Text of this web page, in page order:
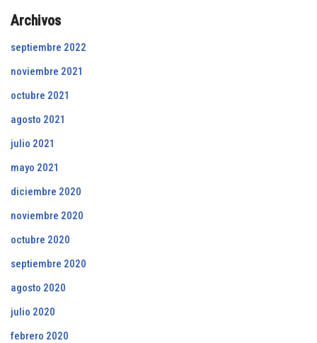
Archivos
septiembre 2022
noviembre 2021
octubre 2021
agosto 2021
julio 2021
mayo 2021
diciembre 2020
noviembre 2020
octubre 2020
septiembre 2020
agosto 2020
julio 2020
febrero 2020